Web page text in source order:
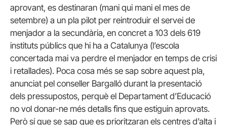
aprovant, es destinaran (mani qui mani el mes de
setembre) a un pla pilot per reintroduir el servei de
menjador a la secundària, en concret a 103 dels 619
instituts públics que hi ha a Catalunya (l’escola
concertada mai va perdre el menjador en temps de crisi
i retallades). Poca cosa més se sap sobre aquest pla,
anunciat pel conseller Bargalló durant la presentació
dels pressupostos, perquè el Departament d’Educació
no vol donar-ne més detalls fins que estiguin aprovats.
Però sí que se sap que es prioritzaran els centres d’alta i